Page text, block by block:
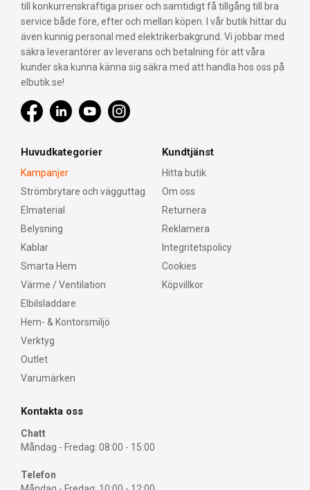
till konkurrenskraftiga priser och samtidigt få tillgång till bra
service både före, efter och mellan köpen. I vår butik hittar du
även kunnig personal med elektrikerbakgrund. Vi jobbar med
säkra leverantörer av leverans och betalning för att våra
kunder ska kunna känna sig säkra med att handla hos oss på
elbutik.se!
Huvudkategorier
Kampanjer
Strömbrytare och vägguttag
Elmaterial
Belysning
Kablar
Smarta Hem
Värme / Ventilation
Elbilsladdare
Hem- & Kontorsmiljö
Verktyg
Outlet
Varumärken
Kundtjänst
Hitta butik
Om oss
Returnera
Reklamera
Integritetspolicy
Cookies
Köpvillkor
Kontakta oss
Chatt
Måndag - Fredag: 08:00 - 15:00
Telefon